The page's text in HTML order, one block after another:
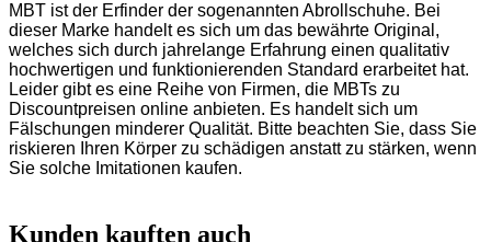
MBT ist der Erfinder der sogenannten Abrollschuhe. Bei
dieser Marke handelt es sich um das bewährte Original,
welches sich durch jahrelange Erfahrung einen qualitativ
hochwertigen und funktionierenden Standard erarbeitet hat.
Leider gibt es eine Reihe von Firmen, die MBTs zu
Discountpreisen online anbieten. Es handelt sich um
Fälschungen minderer Qualität. Bitte beachten Sie, dass Sie
riskieren Ihren Körper zu schädigen anstatt zu stärken, wenn
Sie solche Imitationen kaufen.
Kunden kauften auch